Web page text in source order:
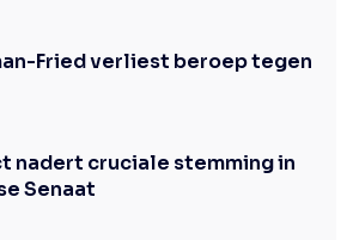
Fried verliest beroep tegen
nadert cruciale stemming in
Senaat